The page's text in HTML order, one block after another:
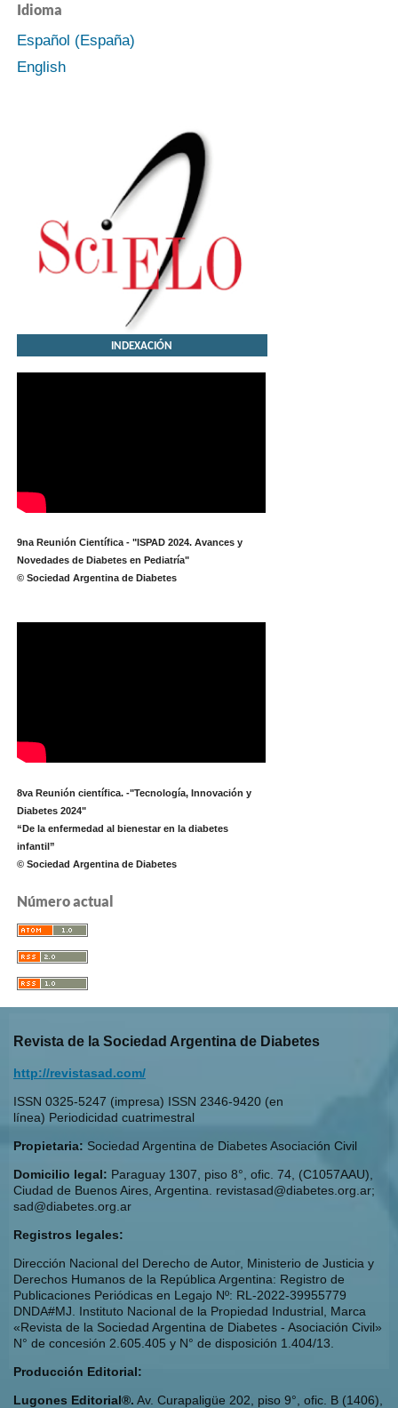
Idioma
Español (España)
English
INDEXACIÓN
9na Reunión Científica - "ISPAD 2024. Avances y
Novedades de Diabetes en Pediatría"
© Sociedad Argentina de Diabetes
8va Reunión científica. -"Tecnología, Innovación y
Diabetes 2024"
“De la enfermedad al bienestar en la diabetes
infantil”
© Sociedad Argentina de Diabetes
Número actual
Revista de la Sociedad Argentina de Diabetes
http://revistasad.com/
ISSN 0325-5247 (impresa) ISSN 2346-9420 (en
línea) Periodicidad cuatrimestral
Propietaria: Sociedad Argentina de Diabetes Asociación Civil
Domicilio legal: Paraguay 1307, piso 8°, ofic. 74, (C1057AAU),
Ciudad de Buenos Aires, Argentina. revistasad@diabetes.org.ar;
sad@diabetes.org.ar
Registros legales:
Dirección Nacional del Derecho de Autor, Ministerio de Justicia y
Derechos Humanos de la República Argentina: Registro de
Publicaciones Periódicas en Legajo Nº: RL-2022-39955779
DNDA#MJ. Instituto Nacional de la Propiedad Industrial, Marca
«Revista de la Sociedad Argentina de Diabetes - Asociación Civil»
N° de concesión 2.605.405 y N° de disposición 1.404/13.
Producción Editorial:
Lugones Editorial®. Av. Curapaligüe 202, piso 9°, ofic. B (1406),